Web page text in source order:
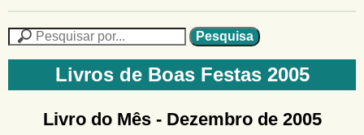
i
n
h
o
n
F
e
Livros de Boas Festas 2005
Livro do Mês - Dezembro de 2005